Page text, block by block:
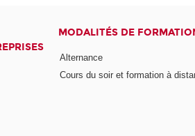
MODALITÉS DE
Alternance
Cours du soir et formation à